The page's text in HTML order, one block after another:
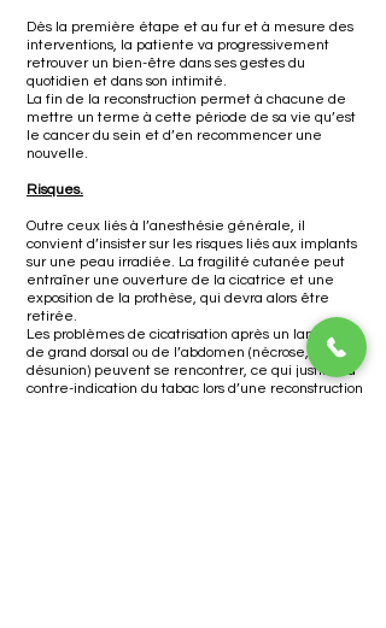
Dès la première étape et au fur et à mesure des
interventions, la patiente va progressivement
retrouver un bien-être dans ses gestes du
quotidien et dans son intimité.
La fin de la reconstruction permet à chacune de
mettre un terme à cette période de sa vie qu’est
le cancer du sein et d’en recommencer une
nouvelle.
Risques.
Outre ceux liés à l’anesthésie générale, il
convient d’insister sur les risques liés aux implants
sur une peau irradiée. La fragilité cutanée peut
entraîner une ouverture de la cicatrice et une
exposition de la prothèse, qui devra alors être
retirée.
Les problèmes de cicatrisation après un lambeau
de grand dorsal ou de l’abdomen (nécrose,
désunion) peuvent se rencontrer, ce qui justifie la
contre-indication du tabac lors d’une reconstruction